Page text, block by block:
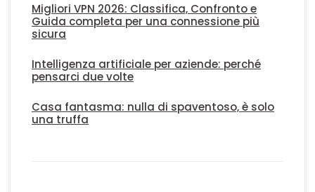
Migliori VPN 2026: Classifica, Confronto e
Guida completa per una connessione più
sicura
Intelligenza artificiale per aziende: perché
pensarci due volte
Casa fantasma: nulla di spaventoso, è solo
una truffa